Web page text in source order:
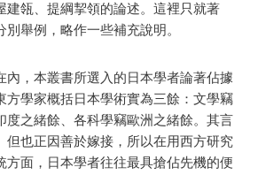
建瓴、提綱挈領的論述。這裡只就著
舉例，略作一些補充說明。
內，本叢書所選入的日本學者論著佔據
方學家概括日本學術實為三餘：文學竊
度之緒餘、各科學竊歐洲之緒餘。其言
但也正因善於嫁接，所以在用西方研究
方面，日本學者往往最具搶佔先機的便